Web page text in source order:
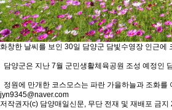
화창한 날씨를 보인 30일 담양군 담빛수영장 인근에
담양군은 지난 7월 군민생활체육공원 조성 예정인
정원에 만개한 코스모스는 파란 가을하늘과 조화
jyn9345@naver.com
저작권자(c) 담양매일신문, 무단 전재 및 재배포 금